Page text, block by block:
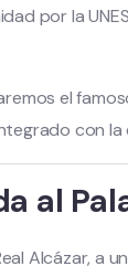
por la
el
con
al
Alcázar, a